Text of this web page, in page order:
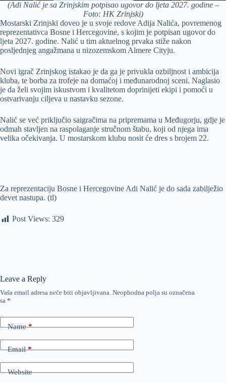
(Adi Nalić je sa Zrinjskim potpisao ugovor do ljeta 2027. godine –
Foto: HK Zrinjski)
Mostarski Zrinjski doveo je u svoje redove Adija Nalića, povremenog
reprezentativca Bosne i Hercegovine, s kojim je potpisan ugovor do
ljeta 2027. godine. Nalić u tim aktuelnog prvaka stiže nakon
posljednjeg angažmana u nizozemskom Almere Cityju.
Novi igrač Zrinjskog istakao je da ga je privukla ozbiljnost i ambicija
kluba, te borba za trofeje na domaćoj i međunarodnoj sceni. Naglasio
je da želi svojim iskustvom i kvalitetom doprinijeti ekipi i pomoći u
ostvarivanju ciljeva u nastavku sezone.
Nalić se već priključio saigračima na pripremama u Međugorju, gdje je
odmah stavljen na raspolaganje stručnom štabu, koji od njega ima
velika očekivanja. U mostarskom klubu nosit će dres s brojem 22.
Za reprezentaciju Bosne i Hercegovine Adi Nalić je do sada zabilježio
devet nastupa. (tl)
Post Views: 329
Leave a Reply
Vaša email adresa neće biti objavljivana. Neophodna polja su označena
sa *
Name*
Email*
Website